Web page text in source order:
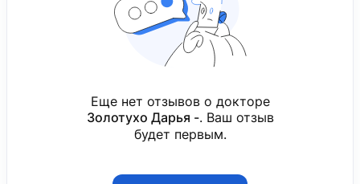
Еще нет отзывов о докторе
Золотухо Дарья -. Ваш отзыв
будет первым.